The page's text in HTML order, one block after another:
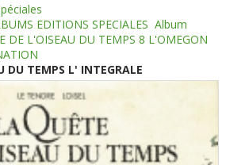
EDITIONS SPECIALES Album
DE L'OISEAU DU TEMPS 8 L'OMEGON
DU TEMPS L' INTEGRALE